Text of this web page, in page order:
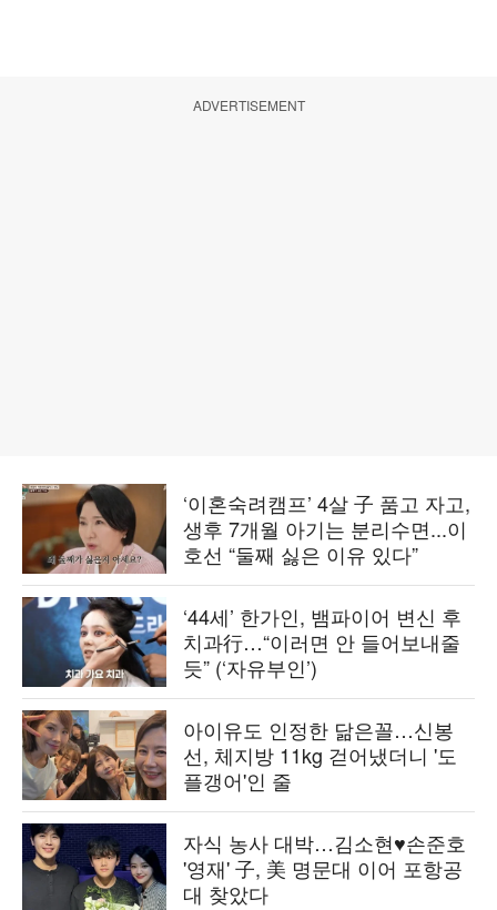
ADVERTISEMENT
‘이혼숙려캠프’ 4살 子 품고 자고,
생후 7개월 아기는 분리수면...이
호선 “둘째 싫은 이유 있다”
‘44세’ 한가인, 뱀파이어 변신 후
치과行…“이러면 안 들어보내줄
듯” (‘자유부인’)
아이유도 인정한 닮은꼴…신봉
선, 체지방 11kg 걷어냈더니 '도
플갱어'인 줄
자식 농사 대박…김소현♥손준호
'영재' 子, 美 명문대 이어 포항공
대 찾았다